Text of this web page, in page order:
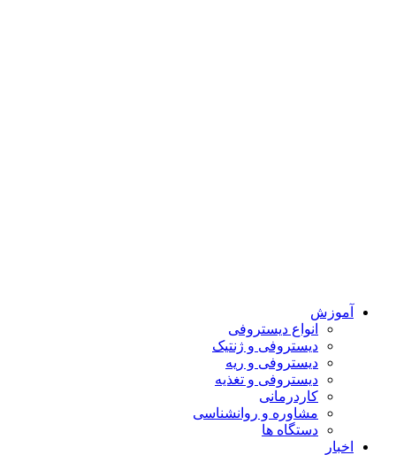
آموزش
انواع دیستروفی
دیستروفی و ژنتیک
دیستروفی و ریه
دیستروفی و تغذیه
کاردرمانی
مشاوره و روانشناسی
دستگاه ها
اخبار